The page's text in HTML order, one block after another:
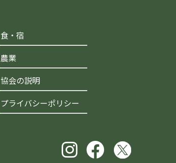
食・宿
農業
協会の説明
プライバシーポリシー